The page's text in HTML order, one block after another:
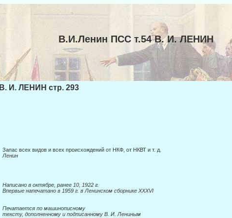
В.И.Ленин ПСС т.54 В. И. ЛЕНИН
В. И. ЛЕНИН стр. 293
Запас всех видов и всех происхождений от НКФ, от НКВТ и т. д.
Ленин
Написано в октябре, ранее 10, 1922 г.
Впервые напечатано в 1959 г. в Ленинском сборнике XXXVI
Печатается по машинописному
тексту, дополненному и подписанному В. И. Лениным